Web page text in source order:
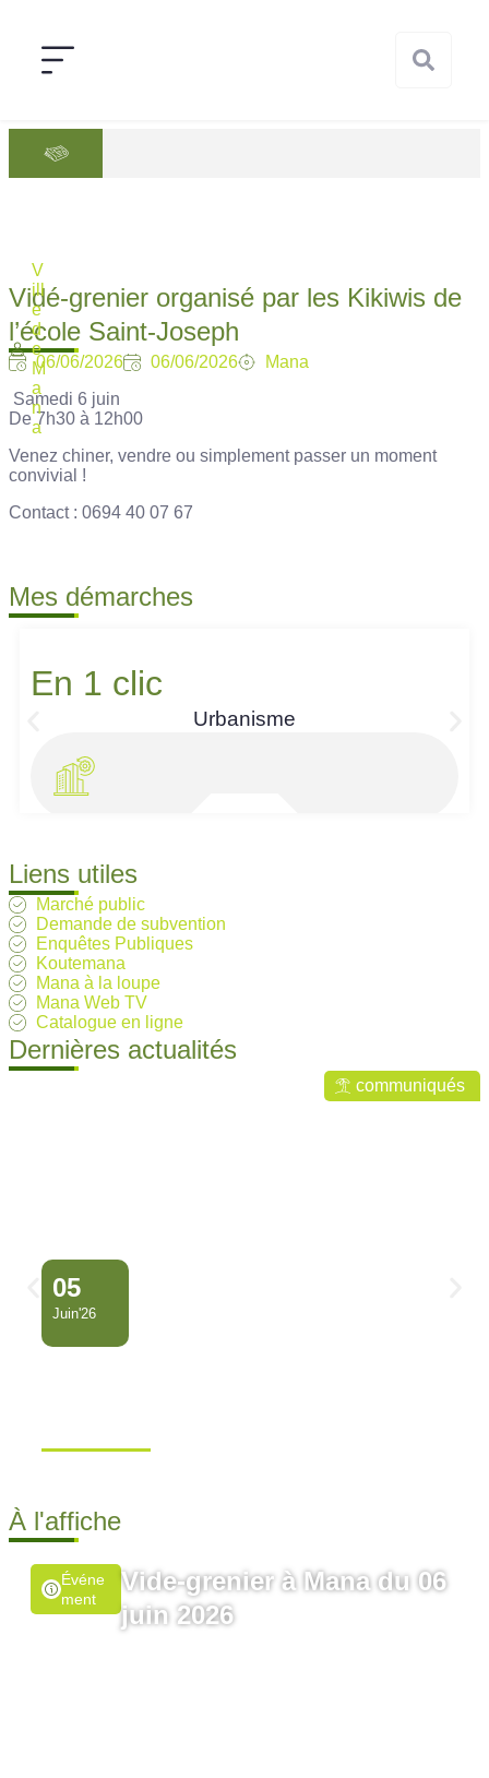
V
ill
e
d
e
M
a
n
a
Vidé-grenier organisé par les Kikiwis de
l’école Saint-Joseph
06/06/2026 06/06/2026
Mana
️ Samedi 6 juin
De 7h30 à 12h00
Venez chiner, vendre ou simplement passer un moment
convivial !
Contact : 0694 40 07 67
Mes démarches
En 1 clic
Urbanisme
Liens utiles
Marché public
Demande de subvention
Enquêtes Publiques
Koutemana
Mana à la loupe
Mana Web TV
Catalogue en ligne
Dernières actualités
communiqués
05
Juin'26
À l'affiche
Événe
Ment
Vide-grenier à Mana du 06
juin 2026